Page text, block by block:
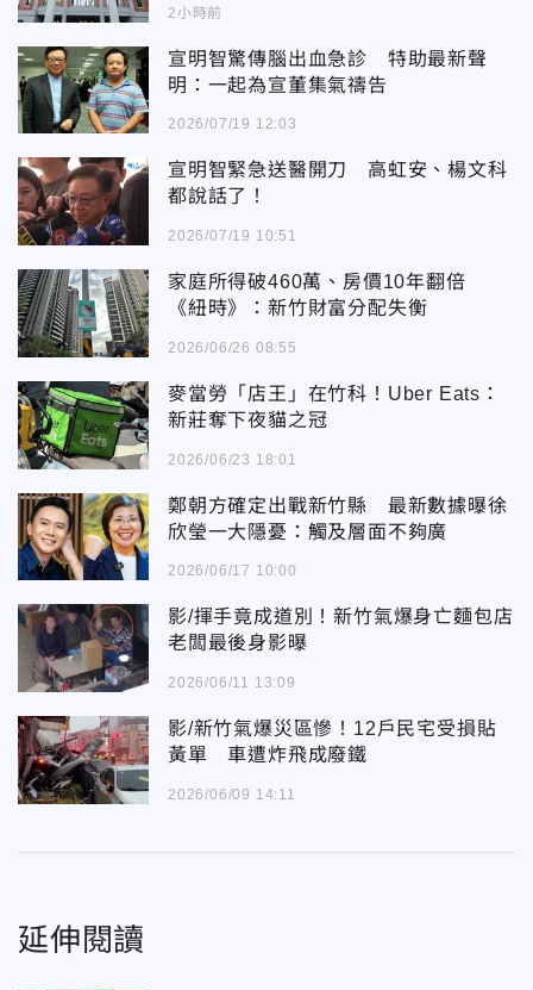
2小時前
宣明智驚傳腦出血急診 特助最新聲
明：一起為宣董集氣禱告
2026/07/19 12:03
宣明智緊急送醫開刀 高虹安、楊文科
都說話了！
2026/07/19 10:51
家庭所得破460萬、房價10年翻倍
《紐時》：新竹財富分配失衡
2026/06/26 08:55
麥當勞「店王」在竹科！Uber Eats：
新莊奪下夜貓之冠
2026/06/23 18:01
鄭朝方確定出戰新竹縣 最新數據曝徐
欣瑩一大隱憂：觸及層面不夠廣
2026/06/17 10:00
影/揮手竟成道別！新竹氣爆身亡麵包店
老闆最後身影曝
2026/06/11 13:09
影/新竹氣爆災區慘！12戶民宅受損貼
黃單 車遭炸飛成廢鐵
2026/06/09 14:11
延伸閱讀